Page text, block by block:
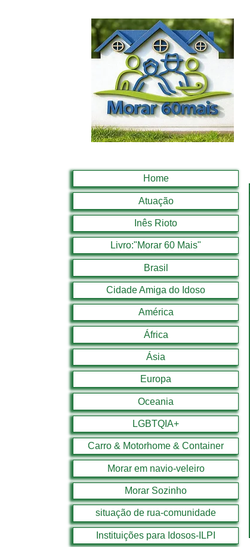
Home
Atuação
Inês Rioto
Livro:"Morar 60 Mais"
Brasil
Cidade Amiga do Idoso
América
África
Ásia
Europa
Oceania
LGBTQIA+
Carro & Motorhome & Container
Morar em navio-veleiro
Morar Sozinho
situação de rua-comunidade
Instituições para Idosos-ILPI